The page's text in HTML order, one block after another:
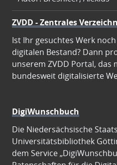
ZVDD - Zentrales
Ist Ihr gesuchtes Werk
digitalen Bestand? Dann
unserem ZVDD Portal, das
bundesweit digitalisierte
DigiWunschbuch
Die Niedersächsische
Universitätsbibliothek
dem Service